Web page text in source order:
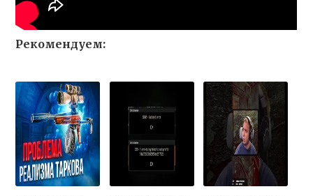
Рекомендуем: